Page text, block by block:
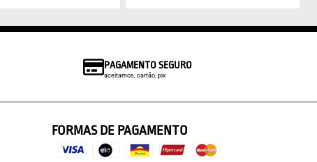
PAGAMENTO SEGURO
aceitamos, cartão, pix
FORMAS DE PAGAMENTO